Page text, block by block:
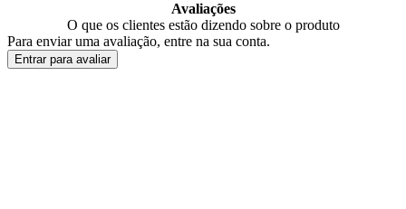
Avaliações
O que os clientes estão dizendo sobre o produto
Para enviar uma avaliação, entre na sua conta.
Entrar para avaliar